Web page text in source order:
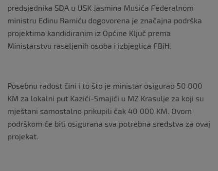
predsjednika SDA u USK Jasmina Musića Federalnom
ministru Edinu Ramiću dogovorena je značajna podrška
projektima kandidiranim iz Općine Ključ prema
Ministarstvu raseljenih osoba i izbjeglica FBiH.
Posebnu radost čini i to što je ministar osigurao 50 000
KM za lokalni put Kazići-Smajići u MZ Krasulje za koji su
mještani samostalno prikupili čak 40 000 KM. Ovom
podrškom će biti osigurana sva potrebna sredstva za ovaj
projekat.